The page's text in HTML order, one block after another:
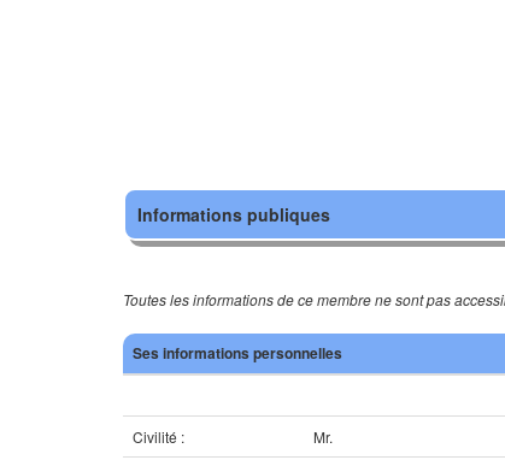
Informations publiques
Toutes les informations de ce membre ne sont pas
Ses informations personnelles
Civilité :
Mr.